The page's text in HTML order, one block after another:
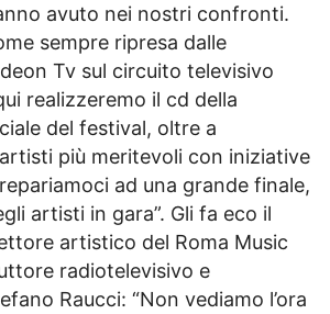
avuto nei nostri confronti.
sempre ripresa dalle
Tv sul circuito televisivo
realizzeremo il cd della
del festival, oltre a
più meritevoli con iniziative
ad una grande finale,
artisti in gara”. Gli fa eco il
artistico del Roma Music
radiotelevisivo e
Raucci: “Non vediamo l’ora